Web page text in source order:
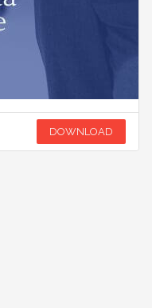
DOWNLOAD